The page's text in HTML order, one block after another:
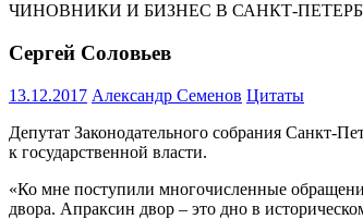
ЧИНОВНИКИ И БИЗНЕС В САНКТ-
Сергей Соловьев
13.12.2017 Александр Семенов Цитаты
Депутат Законодательного собрания Санкт-
к государственной власти.
«Ко мне поступили многочисленные
двора. Апраксин двор – это дно в